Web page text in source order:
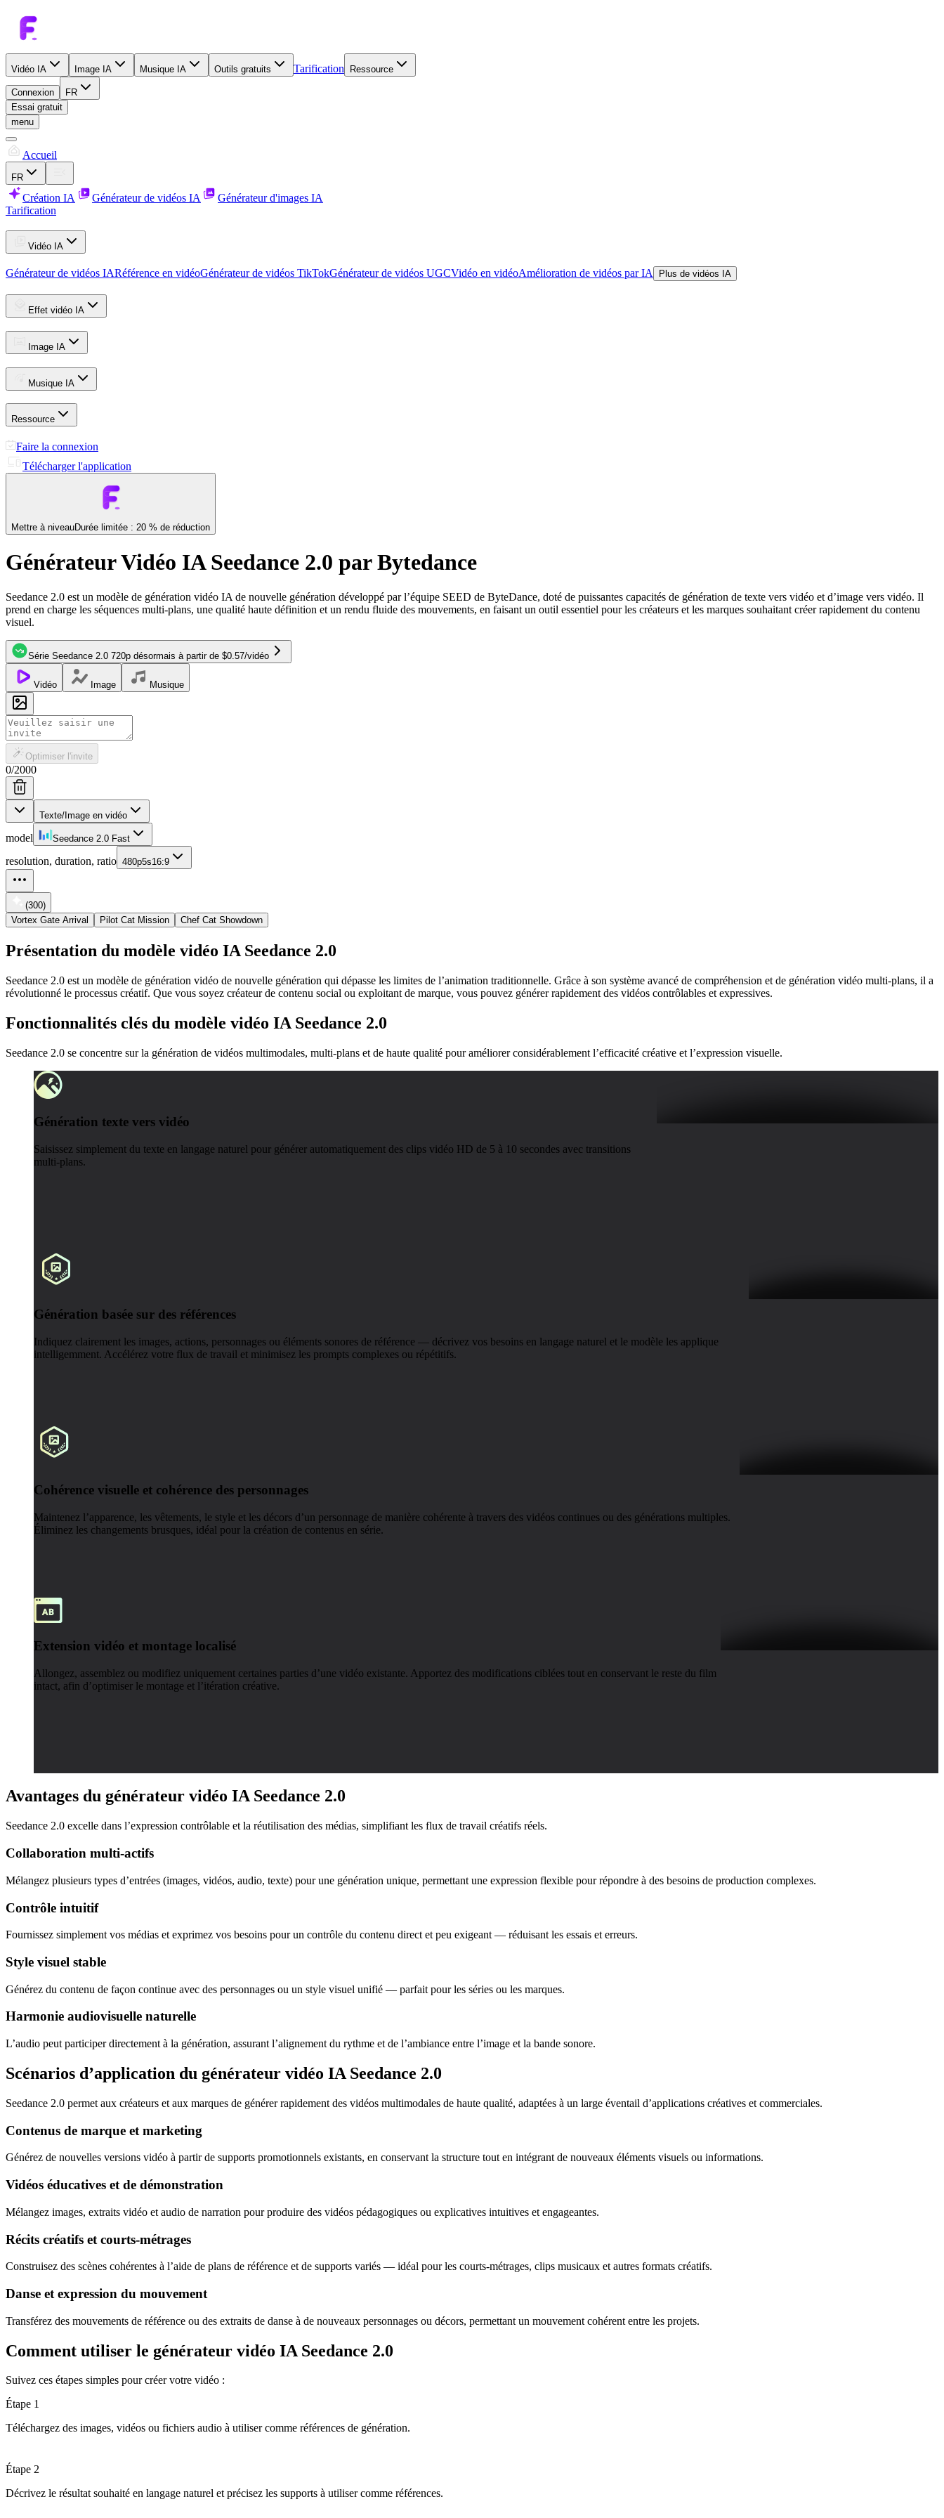
Vidéo IA Image IA Musique IA Outils gratuits Tarification Ressource
Connexion
FR
Essai gratuit
menu
Accueil
FR
Création IA Générateur de vidéos IA
Générateur d'images IA
Tarification
Vidéo IA
Générateur de vidéos IARéférence en vidéoGénérateur de vidéos TikTokGénérateur de vidéos UGCVidéo en vidéoAmélioration de vidéos par IA Plus de vidéos IA
Effet vidéo IA
Image IA
Musique IA
Ressource
Faire la connexion
Télécharger l'application
Mettre à niveauDurée limitée : 20 % de réduction
Générateur Vidéo IA Seedance 2.0 par Bytedance
Seedance 2.0 est un modèle de génération vidéo IA de nouvelle génération développé par l’équipe SEED de ByteDance, doté de puissantes capacités de génération de texte vers vidéo et d’image vers vidéo. Il
prend en charge les séquences multi-plans, une qualité haute définition et un rendu fluide des mouvements, en faisant un outil essentiel pour les créateurs et les marques souhaitant créer rapidement du contenu
visuel.
Série Seedance 2.0 720p désormais à partir de $0.57/vidéo
Vidéo Image Musique
Optimiser l'invite
0/2000
Texte/Image en vidéo
model Seedance 2.0 Fast
resolution, duration, ratio 480p5s16:9
(300)
Vortex Gate Arrival
Pilot Cat Mission Chef Cat Showdown
Présentation du modèle vidéo IA Seedance 2.0
Seedance 2.0 est un modèle de génération vidéo de nouvelle génération qui dépasse les limites de l’animation traditionnelle. Grâce à son système avancé de compréhension et de génération vidéo multi-plans, il a
révolutionné le processus créatif. Que vous soyez créateur de contenu social ou exploitant de marque, vous pouvez générer rapidement des vidéos contrôlables et expressives.
Fonctionnalités clés du modèle vidéo IA Seedance 2.0
Seedance 2.0 se concentre sur la génération de vidéos multimodales, multi-plans et de haute qualité pour améliorer considérablement l’efficacité créative et l’expression visuelle.
Génération texte vers vidéo
Saisissez simplement du texte en langage naturel pour générer automatiquement des clips vidéo HD de 5 à 10 secondes avec transitions
multi-plans.
Génération basée sur des références
Indiquez clairement les images, actions, personnages ou éléments sonores de référence — décrivez vos besoins en langage naturel et le modèle les applique
intelligemment. Accélérez votre flux de travail et minimisez les prompts complexes ou répétitifs.
Cohérence visuelle et cohérence des personnages
Maintenez l’apparence, les vêtements, le style et les décors d’un personnage de manière cohérente à travers des vidéos continues ou des générations multiples.
Éliminez les changements brusques, idéal pour la création de contenus en série.
Extension vidéo et montage localisé
Allongez, assemblez ou modifiez uniquement certaines parties d’une vidéo existante. Apportez des modifications ciblées tout en conservant le reste du film
intact, afin d’optimiser le montage et l’itération créative.
Avantages du générateur vidéo IA Seedance 2.0
Seedance 2.0 excelle dans l’expression contrôlable et la réutilisation des médias, simplifiant les flux de travail créatifs réels.
Collaboration multi-actifs
Mélangez plusieurs types d’entrées (images, vidéos, audio, texte) pour une génération unique, permettant une expression flexible pour répondre à des besoins de production complexes.
Contrôle intuitif
Fournissez simplement vos médias et exprimez vos besoins pour un contrôle du contenu direct et peu exigeant — réduisant les essais et erreurs.
Style visuel stable
Générez du contenu de façon continue avec des personnages ou un style visuel unifié — parfait pour les séries ou les marques.
Harmonie audiovisuelle naturelle
L’audio peut participer directement à la génération, assurant l’alignement du rythme et de l’ambiance entre l’image et la bande sonore.
Scénarios d’application du générateur vidéo IA Seedance 2.0
Seedance 2.0 permet aux créateurs et aux marques de générer rapidement des vidéos multimodales de haute qualité, adaptées à un large éventail d’applications créatives et commerciales.
Contenus de marque et marketing
Générez de nouvelles versions vidéo à partir de supports promotionnels existants, en conservant la structure tout en intégrant de nouveaux éléments visuels ou informations.
Vidéos éducatives et de démonstration
Mélangez images, extraits vidéo et audio de narration pour produire des vidéos pédagogiques ou explicatives intuitives et engageantes.
Récits créatifs et courts-métrages
Construisez des scènes cohérentes à l’aide de plans de référence et de supports variés — idéal pour les courts-métrages, clips musicaux et autres formats créatifs.
Danse et expression du mouvement
Transférez des mouvements de référence ou des extraits de danse à de nouveaux personnages ou décors, permettant un mouvement cohérent entre les projets.
Comment utiliser le générateur vidéo IA Seedance 2.0
Suivez ces étapes simples pour créer votre vidéo :
Étape 1
Téléchargez des images, vidéos ou fichiers audio à utiliser comme références de génération.
Étape 2
Décrivez le résultat souhaité en langage naturel et précisez les supports à utiliser comme références.